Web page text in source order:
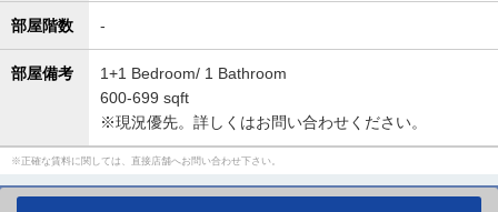
部屋階数 -
部屋備考
1+1 Bedroom/ 1 Bathroom
600-699 sqft
※現況優先。詳しくはお問い合わせください。
正確な賃料に関しては、直接店舗へお問い合わせ下さい。